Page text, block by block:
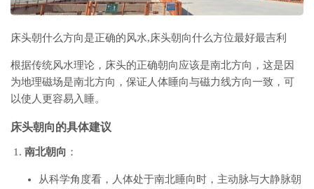
床头朝什么方向是正确的风水,床头朝向什么方位最好最吉利
根据传统风水理论，床头的正确朝向应该是南北方向，这是因
为地理磁场是南北方向，保证人体睡向与磁力线方向一致，可
以使人更容易入睡。
床头朝向的具体建议
南北朝向 ：
从科学角度看，人体处于南北睡向时，主动脉与大静脉朝